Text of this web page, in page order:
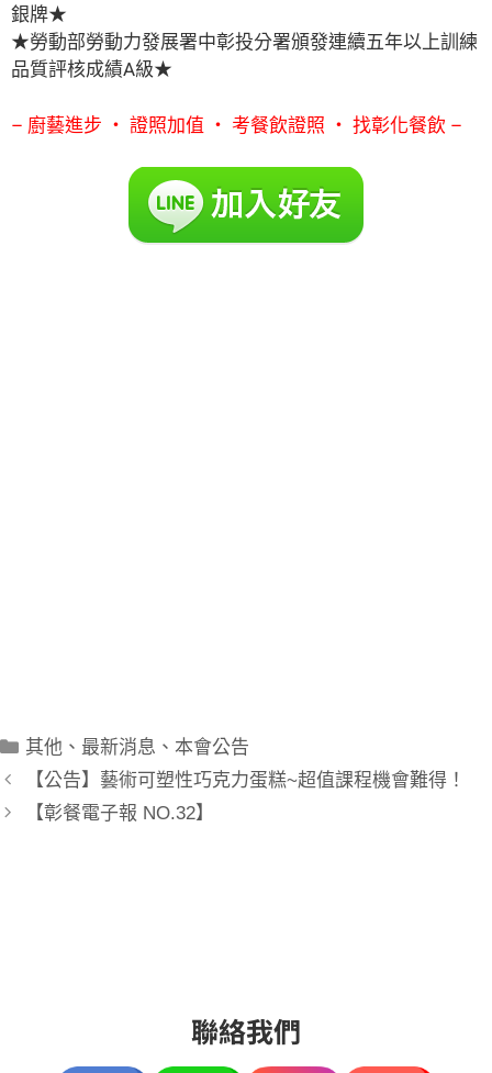
銀牌★
★勞動部勞動力發展署中彰投分署頒發連續五年以上訓練
品質評核成績A級★
– 廚藝進步 ‧ 證照加值 ‧ 考餐飲證照 ‧ 找彰化餐飲 –
其他 、 最新消息 、 本會公告
【公告】藝術可塑性巧克力蛋糕~超值課程機會難得！
【彰餐電子報 NO.32】
聯絡我們